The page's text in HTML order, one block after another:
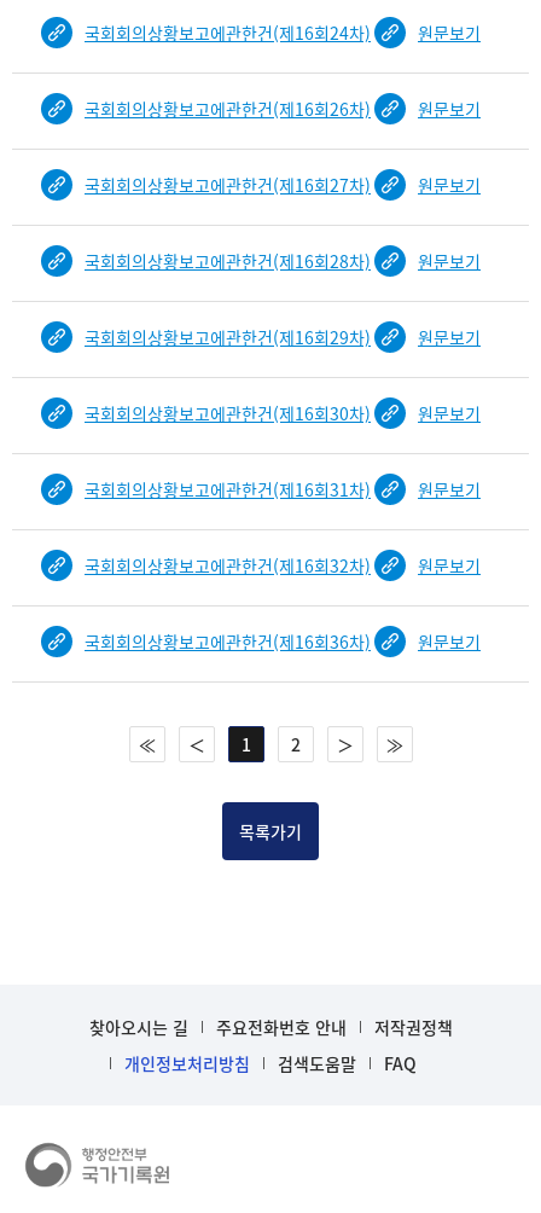
국회회의상황보고에관한건(제16회24차) 원문보기
국회회의상황보고에관한건(제16회26차) 원문보기
국회회의상황보고에관한건(제16회27차) 원문보기
국회회의상황보고에관한건(제16회28차) 원문보기
국회회의상황보고에관한건(제16회29차) 원문보기
국회회의상황보고에관한건(제16회30차) 원문보기
국회회의상황보고에관한건(제16회31차) 원문보기
국회회의상황보고에관한건(제16회32차) 원문보기
국회회의상황보고에관한건(제16회36차) 원문보기
≪ ＜ 1 2 ＞ ≫
목록가기
찾아오시는 길 주요전화번호 안내
저작권정책
개인정보처리방침
검색도움말 FAQ